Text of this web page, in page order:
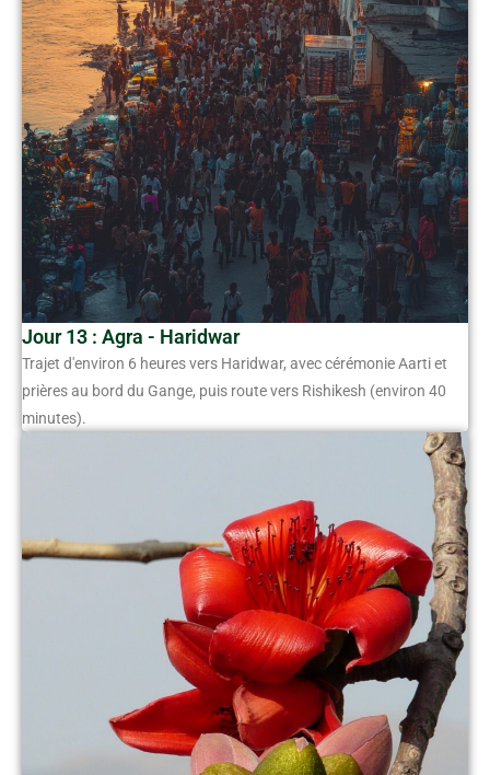
Jour 13 : Agra - Haridwar
Trajet d'environ 6 heures vers Haridwar, avec cérémonie Aarti et
prières au bord du Gange, puis route vers Rishikesh (environ 40
minutes).